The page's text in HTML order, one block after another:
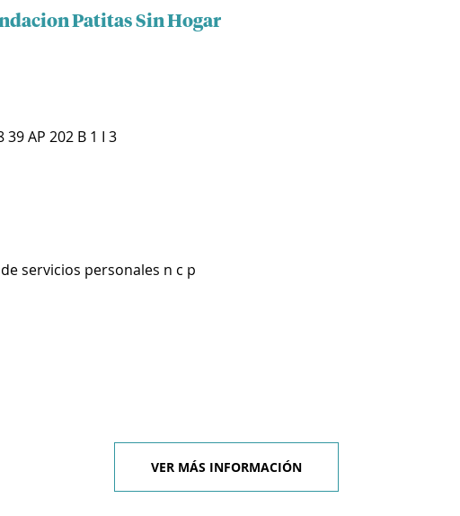
Patitas Sin Hogar
39 AP 202 B 1 I 3
servicios personales n c p
VER MÁS INFORMACIÓN